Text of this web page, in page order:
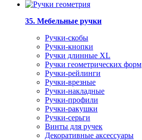
35. Мебельные ручки
Ручки-скобы
Ручки-кнопки
Ручки длинные XL
Ручки геометрических форм
Ручки-рейлинги
Ручки-врезные
Ручки-накладные
Ручки-профили
Ручки-ракушки
Ручки-серьги
Винты для ручек
Декоративные аксессуары